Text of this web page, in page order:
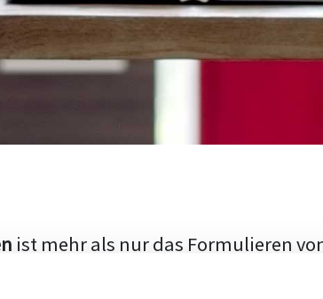
ist mehr als nur das Formulieren
und die Fähigkeit, den aktuellen